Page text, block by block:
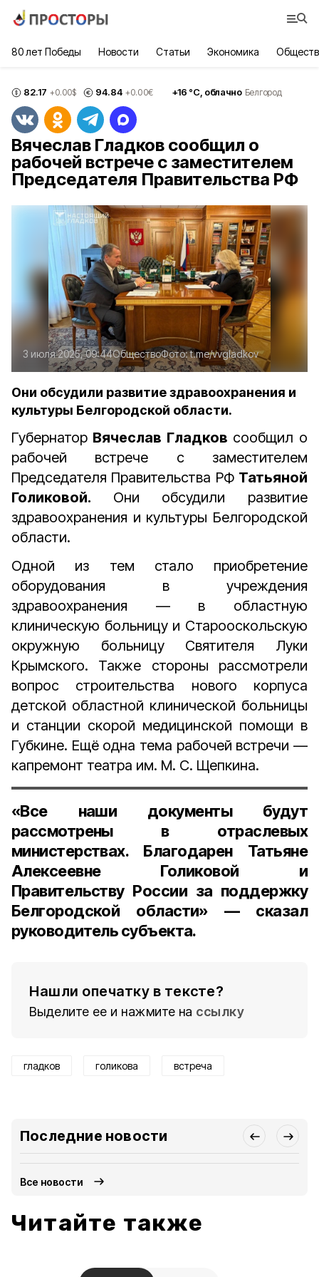
80 лет Победы Новости Статьи Экономика
82.17 +0.00$ 94.84 +0.00€ +16 °С, облачно Белгород
Вячеслав Гладков сообщил о
рабочей встрече с заместителем
Председателя Правительства РФ
3 июля 2025, 09:44ОбществоФото:t.me/vvgladkov
Они обсудили развитие здравоохранения и
культуры Белгородской области.
Губернатор Вячеслав Гладков сообщил о
рабочей встрече с заместителем
Председателя Правительства РФ Татьяной
Голиковой. Они обсудили развитие
здравоохранения и культуры Белгородской
области.
Одной из тем стало приобретение
оборудования в учреждения
здравоохранения — в областную
клиническую больницу и Старооскольскую
окружную больницу Святителя Луки
Крымского. Также стороны рассмотрели
вопрос строительства нового корпуса
детской областной клинической больницы
и станции скорой медицинской помощи в
Губкине. Ещё одна тема рабочей встречи —
капремонт театра им. М. С. Щепкина.
«Все наши документы будут
рассмотрены в отраслевых
министерствах. Благодарен Татьяне
Алексеевне Голиковой и
Правительству России за поддержку
Белгородской области» — сказал
руководитель субъекта.
Нашли опечатку в тексте?
Выделите ее и нажмите на ссылку
гладков голикова встреча
Последние новости
Все новости
Читайте также